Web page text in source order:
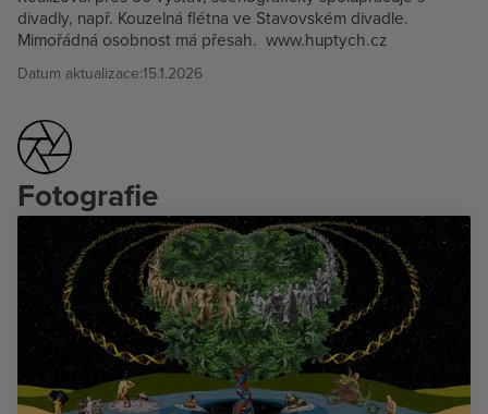
divadly, např. Kouzelná flétna ve Stavovském divadle.
Mimořádná osobnost má přesah. www.huptych.cz
Datum aktualizace:15.1.2026
Fotografie